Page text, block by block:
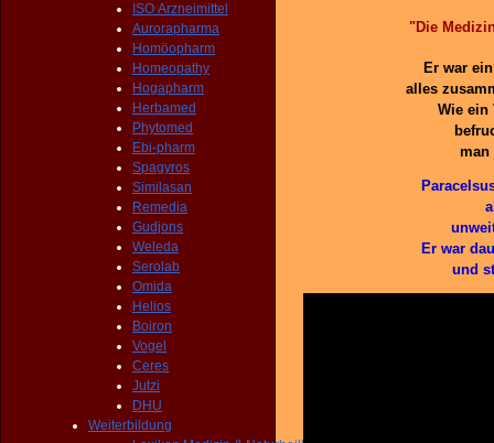
ISO Arzneimittel
Aurorapharma
Homöopharm
Homeopathy
Hogapharm
Herbamed
Phytomed
Ebi-pharm
Spagyros
Similasan
Remedia
Gudjons
Weleda
Serolab
Omida
Helios
Boiron
Vogel
Ceres
Jutzi
DHU
Weiterbildung
"Die
Er war
alles
Wie ein
man
Er war
und